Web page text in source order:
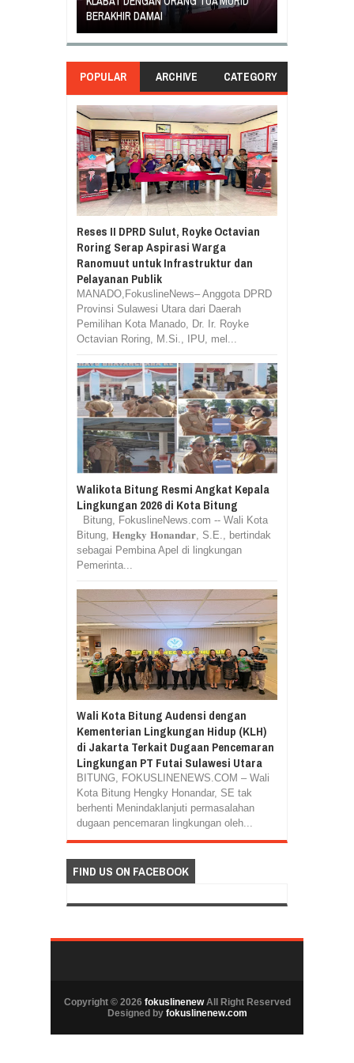
BERAKHIR DAMAI
POPULAR ARCHIVE CATEGORY
Reses II DPRD Sulut, Royke Octavian
Roring Serap Aspirasi Warga
Ranomuut untuk Infrastruktur dan
Pelayanan Publik
MANADO,FokuslineNews– Anggota DPRD
Provinsi Sulawesi Utara dari Daerah
Pemilihan Kota Manado, Dr. Ir. Royke
Octavian Roring, M.Si., IPU, mel...
Walikota Bitung Resmi Angkat Kepala
Lingkungan 2026 di Kota Bitung
Bitung, FokuslineNews.com -- Wali Kota
Bitung, 𝐇𝐞𝐧𝐠𝐤𝐲 𝐇𝐨𝐧𝐚𝐧𝐝𝐚𝐫, S.E., bertindak
sebagai Pembina Apel di lingkungan
Pemerinta...
Wali Kota Bitung Audensi dengan
Kementerian Lingkungan Hidup (KLH)
di Jakarta Terkait Dugaan Pencemaran
Lingkungan PT Futai Sulawesi Utara
BITUNG, FOKUSLINENEWS.COM – Wali
Kota Bitung Hengky Honandar, SE tak
berhenti Menindaklanjuti permasalahan
dugaan pencemaran lingkungan oleh...
FIND US ON FACEBOOK
Copyright © 2026 fokuslinenewAll Right Reserved
Designed by fokuslinenew.com